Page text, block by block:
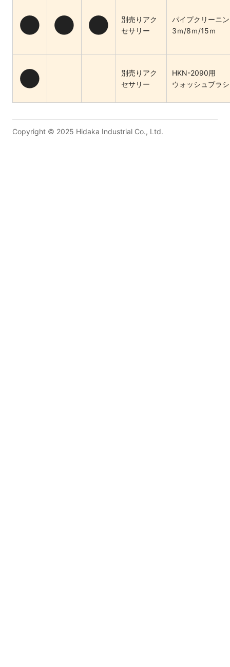
● ● ●
別売りアク
セサリー
パイプクリーニ
3ｍ/8ｍ/15ｍ
●
別売りアク
セサリー
HKN-2090用
ウォッシュブラシ
Copyright © 2025 Hidaka Industrial Co., Ltd.